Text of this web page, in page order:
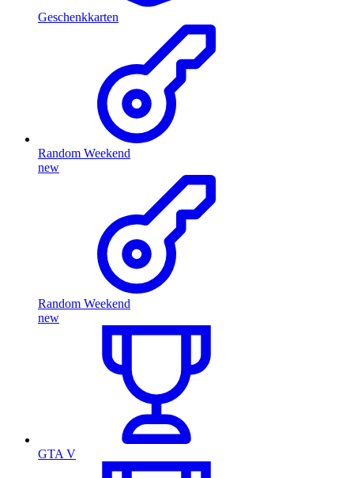
Geschenkkarten
Random Weekend
new
Random Weekend
new
GTA V